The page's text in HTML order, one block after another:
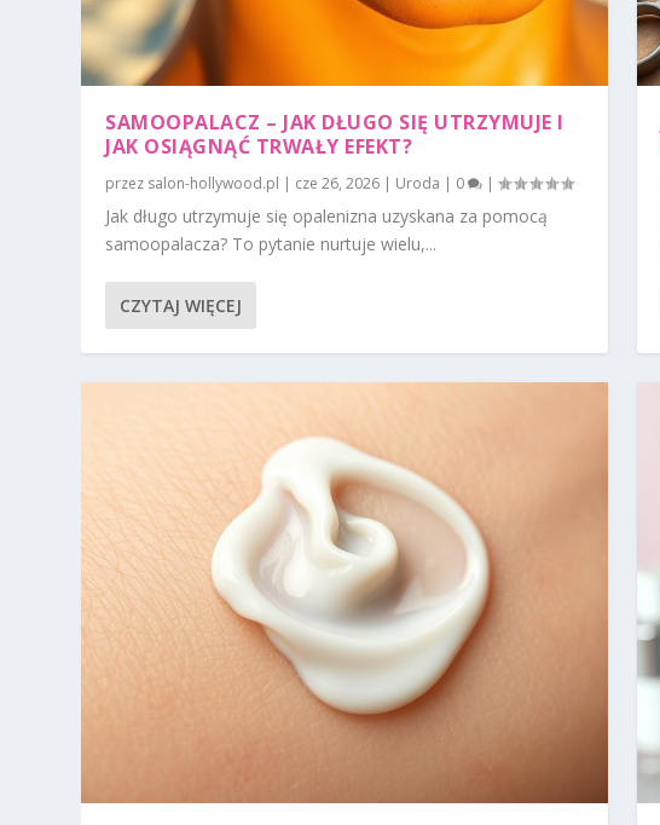
SAMOOPALACZ – JAK DŁUGO SIĘ UTRZYMUJE I
JAK OSIĄGNĄĆ TRWAŁY EFEKT?
przez salon-hollywood.pl | cze 26, 2026 | Uroda | 0 |
Jak długo utrzymuje się opalenizna uzyskana za pomocą
samoopalacza? To pytanie nurtuje wielu,...
CZYTAJ WIĘCEJ